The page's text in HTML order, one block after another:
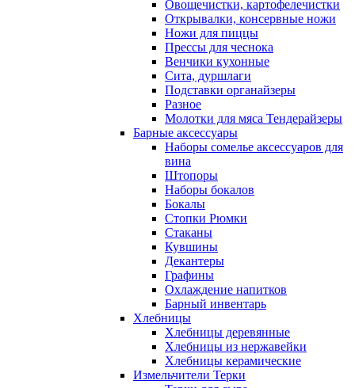
Овощечистки, картофелечистки
Открывалки, консервные ножи
Ножи для пиццы
Прессы для чеснока
Венчики кухонные
Сита, дуршлаги
Подставки органайзеры
Разное
Молотки для мяса Тендерайзеры
Барные аксессуары
Наборы сомелье аксессуаров для
вина
Штопоры
Наборы бокалов
Бокалы
Стопки Рюмки
Стаканы
Кувшины
Декантеры
Графины
Охлаждение напитков
Барный инвентарь
Хлебницы
Хлебницы деревянные
Хлебницы из нержавейки
Хлебницы керамические
Измельчители Терки